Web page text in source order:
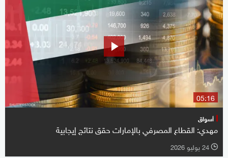
05:16
أسواق
مهدي: القطاع المصرفي بالإمارات حقق نتائج إيجابية
l 24 يوليو 2026